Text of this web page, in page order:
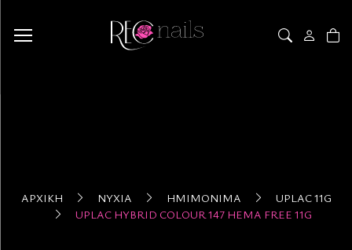
ΑΡΧΙΚΉ ΝΎΧΙΑ ΗΜΙΜΌΝΙΜΑ
UPLAC 11G
UPLAC HYBRID COLOUR 147 HEMA FREE 11G